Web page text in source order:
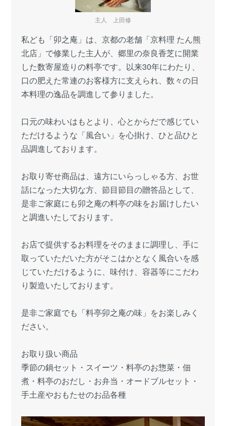
主人 上田修
私ども「卯之庵」は、京都の老舗「京料理 たん熊
北店」で修業した主人が、郷里の奈良香芝に開業
した数寄屋造りの料亭です。以来30年にわたり、
口の肥えた常連のお客様方に支えられ、数々の日
本料理の逸品を調進して参りました。
口元の味わいはもとより、心とからだで感じてい
ただけるような「風合い」を心掛け、ひと品ひと
品調進しております。
お取り寄せ商品は、遠方にいらっしゃる方、お世
話になった大切な方、節目節目の贈答品として、
是非ご家庭にも卯之庵の料亭の味をお届けしたい
と調進いたしております。
お店で提供するお料理をそのままに調理し、手に
取っていただいた方がそこはかとなく風合いを感
じていただけるように、味付け、容器等にこだわ
り製造いたしております。
是非ご家庭でも「料亭卯之庵の味」をお楽しみく
ださい。
お取り扱い商品
季節の鍋セット・スイーツ・料亭のお惣菜・佃
煮・料亭のおだし・お弁当・オードブルセット・
手土産やおもたせのお品各種